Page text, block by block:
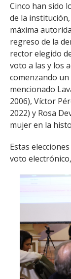
Cinco han sido
de la
máxima
regreso de la
rector elegido
voto a las y los
comenzando
mencionado
2006), Víctor
2022) y Rosa
mujer en la
Estas
voto